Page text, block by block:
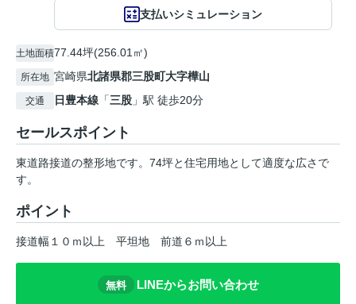
支払いシミュレーション
土地面積77.44坪(256.01㎡)
所在地 宮崎県北諸県郡三股町大字樺山
交通 日豊本線 「三股 」駅 徒歩20分
セールスポイント
東道路接道の整形地です。74坪と住宅用地として適度な広さで
す。
ポイント
接道幅１０ｍ以上 平坦地 前道６ｍ以上
無料 LINEからお問い合わせ